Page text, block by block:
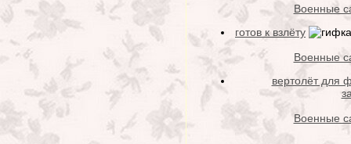
Военные
готов к взлёту
Военные
вертолёт для
Военные